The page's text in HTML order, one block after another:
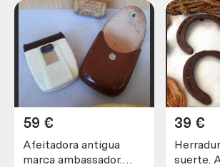
Afeitadora antigua
marca ambassador.
59 €
suerte.
39 €